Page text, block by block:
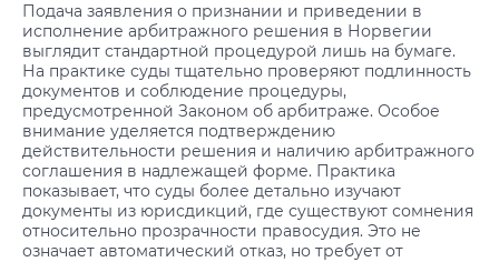
Подача заявления о признании и приведении в
исполнение арбитражного решения в Норвегии
выглядит стандартной процедурой лишь на бумаге.
На практике суды тщательно проверяют подлинность
документов и соблюдение процедуры,
предусмотренной Законом об арбитраже. Особое
внимание уделяется подтверждению
действительности решения и наличию арбитражного
соглашения в надлежащей форме. Практика
показывает, что суды более детально изучают
документы из юрисдикций, где существуют сомнения
относительно прозрачности правосудия. Это не
означает автоматический отказ, но требует от